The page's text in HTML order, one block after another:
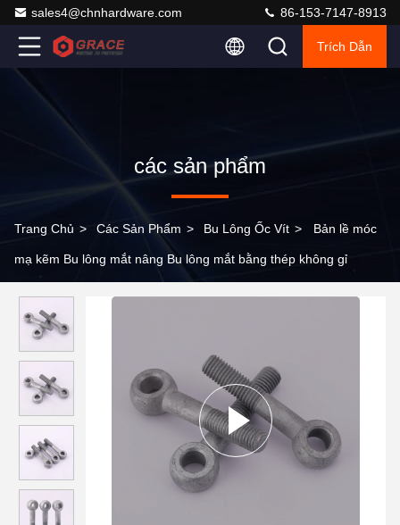
sales4@chnhardware.com 86-153-7147-8913
Trích Dẫn
các sản phẩm
Trang Chủ > Các Sản Phẩm > Bu Lông Ốc Vít > Bản lề móc
mạ kẽm Bu lông mắt nâng Bu lông mắt bằng thép không gỉ